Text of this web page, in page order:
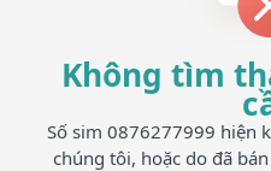
Không tìm
Số sim 0876277999 hiện
chúng tôi, hoặc do đã